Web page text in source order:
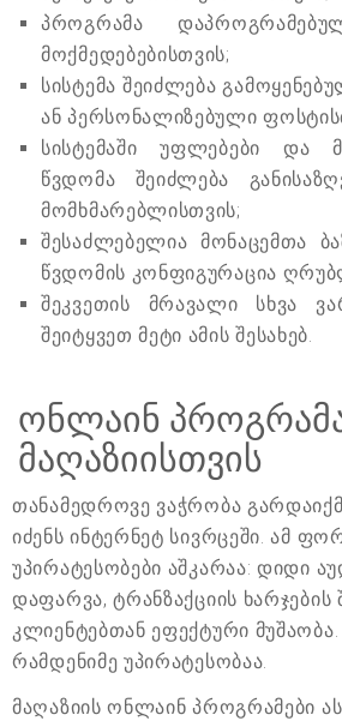
პროგრამა
მოქმედებებისთვის;
სისტემა შეიძლება
ან პერსონალიზებული
სისტემაში უფლებები და
წვდომა შეიძლება
მომხმარებლისთვის;
შესაძლებელია მონაცემთა
წვდომის კონფიგურაცია
შეკვეთის მრავალი სხვა
შეიტყვეთ მეტი ამის შესახებ.
ონლაინ
მაღაზიისთვის
თანამედროვე ვაჭრობა
იძენს ინტერნეტ სივრცეში. ამ
უპირატესობები აშკარაა: დიდი
დაფარვა, ტრანზაქციის ხარჯების
კლიენტებთან ეფექტური
რამდენიმე უპირატესობაა.
მაღაზიის ონლაინ პროგრამები